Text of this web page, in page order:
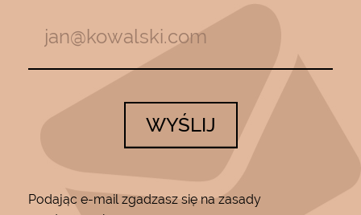
WYŚLIJ
Podając e-mail zgadzasz się na zasady